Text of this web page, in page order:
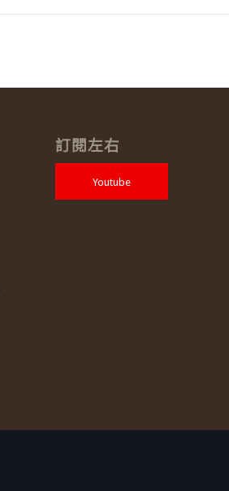
訂閱左右
Youtube